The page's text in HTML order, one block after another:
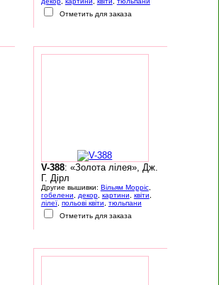
Отметить для заказа
V-388: «Золота лілея», Дж.
Г. Дірл
Другие вышивки: Вільям Морріс,
гобелени, декор, картини, квіти,
лілеї, польові квіти, тюльпани
Отметить для заказа